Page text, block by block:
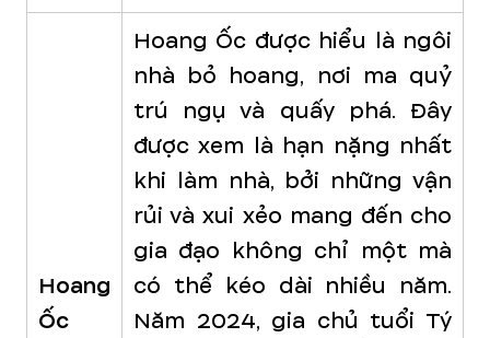
Hoang
Ốc
Hoang Ốc được hiểu là ngôi
nhà bỏ hoang, nơi ma quỷ
trú ngụ và quấy phá. Đây
được xem là hạn nặng nhất
khi làm nhà, bởi những vận
rủi và xui xẻo mang đến cho
gia đạo không chỉ một mà
có thể kéo dài nhiều năm.
Năm 2024, gia chủ tuổi Tý